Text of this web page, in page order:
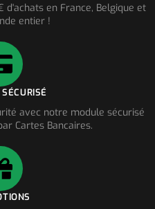
en France, Belgique et
entier !
avec notre module sécurisé
Cartes Bancaires.